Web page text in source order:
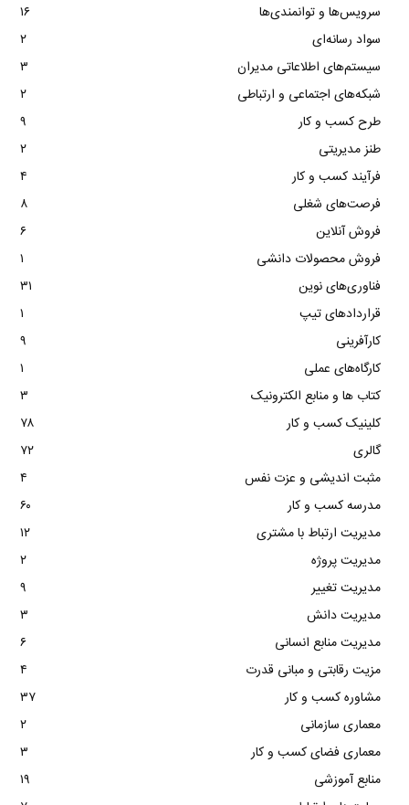
سرویس‌ها و توانمندی‌ها
۱۶
سواد رسانه‌ای
۲
سیستم‌های اطلاعاتی مدیران
۳
شبکه‌های اجتماعی و ارتباطی
۲
طرح کسب و کار
۹
طنز مدیریتی
۲
فرآیند کسب و کار
۴
فرصت‌های شغلی
۸
فروش آنلاین
۶
فروش محصولات دانشی
۱
فناوری‌های نوین
۳۱
قراردادهای تیپ
۱
کارآفرینی
۹
کارگاه‌های عملی
۱
کتاب ها و منابع الکترونیک
۳
کلینیک کسب و کار
۷۸
گالری
۷۲
مثبت اندیشی و عزت نفس
۴
مدرسه کسب و کار
۶۰
مدیریت ارتباط با مشتری
۱۲
مدیریت پروژه
۲
مدیریت تغییر
۹
مدیریت دانش
۳
مدیریت منابع انسانی
۶
مزیت رقابتی و مبانی قدرت
۴
مشاوره کسب و کار
۳۷
معماری سازمانی
۲
معماری فضای کسب و کار
۳
منابع آموزشی
۱۹